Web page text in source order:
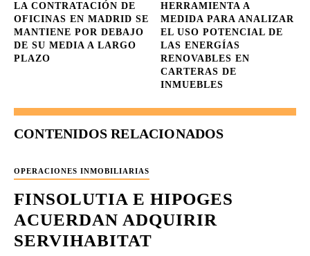
LA CONTRATACIÓN DE
OFICINAS EN MADRID SE
MANTIENE POR DEBAJO
DE SU MEDIA A LARGO
PLAZO
HERRAMIENTA A
MEDIDA PARA ANALIZAR
EL USO POTENCIAL DE
LAS ENERGÍAS
RENOVABLES EN
CARTERAS DE
INMUEBLES
CONTENIDOS RELACIONADOS
OPERACIONES INMOBILIARIAS
FINSOLUTIA E HIPOGES
ACUERDAN ADQUIRIR
SERVIHABITAT